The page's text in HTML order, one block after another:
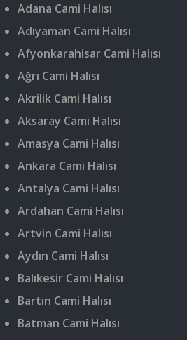
Adana Cami Halısı
Adıyaman Cami Halısı
Afyonkarahisar Cami Halısı
Ağrı Cami Halısı
Akrilik Cami Halısı
Aksaray Cami Halısı
Amasya Cami Halısı
Ankara Cami Halısı
Antalya Cami Halısı
Ardahan Cami Halısı
Artvin Cami Halısı
Aydın Cami Halısı
Balıkesir Cami Halısı
Bartın Cami Halısı
Batman Cami Halısı